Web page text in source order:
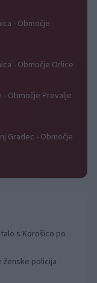
- Območje
- Območje Orlice
Območje Prevalje
Gradec - Območje
s Korošico po
ženske policija